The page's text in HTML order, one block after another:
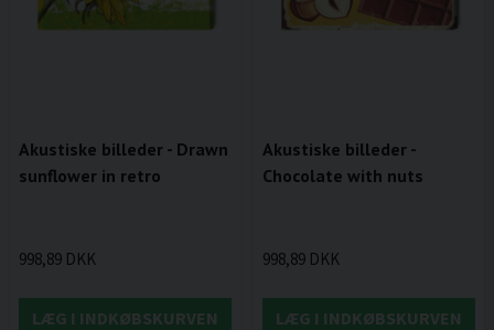
Akustiske billeder - Drawn
sunflower in retro
998,89 DKK
LÆG I INDKØBSKURVEN
Akustiske billeder -
Chocolate with nuts
998,89 DKK
LÆG I INDKØBSKURVEN